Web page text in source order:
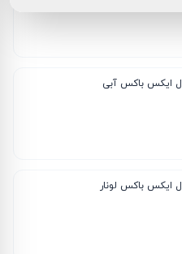
ایکس باکس آبی
ایکس باکس لونار